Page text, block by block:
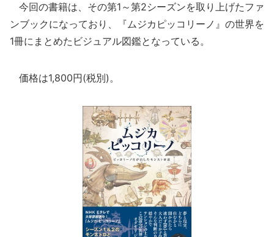
今回の書籍は、その第1～第2シーズンを取り上げたファ
ンブックになっており、『ムジカピッコリーノ』の世界を
1冊にまとめたビジュアル図鑑となっている。
価格は1,800円(税別)。